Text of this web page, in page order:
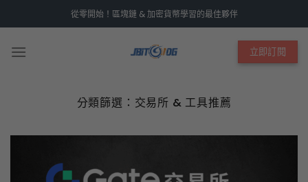
to
從零開始！區塊鏈 & 加密貨幣學習的最佳夥伴
立即訂閱
分類篩選： 交易所 & 工具推薦